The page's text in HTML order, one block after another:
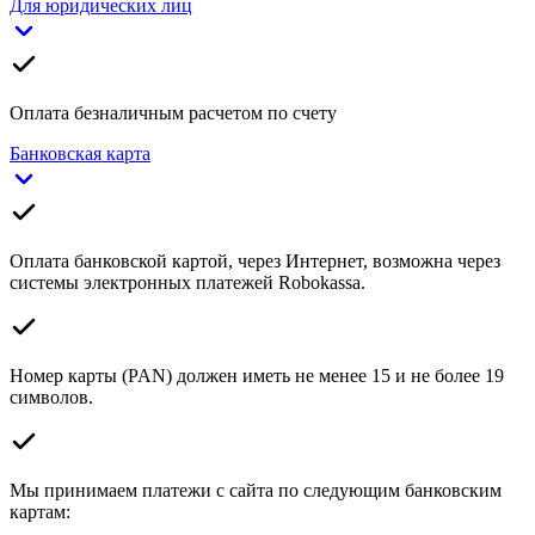
Для юридических лиц
Оплата безналичным расчетом по счету
Банковская карта
Оплата банковской картой, через Интернет, возможна через
системы электронных платежей Robokassa.
Номер карты (PAN) должен иметь не менее 15 и не более 19
символов.
Мы принимаем платежи с сайта по следующим банковским
картам: